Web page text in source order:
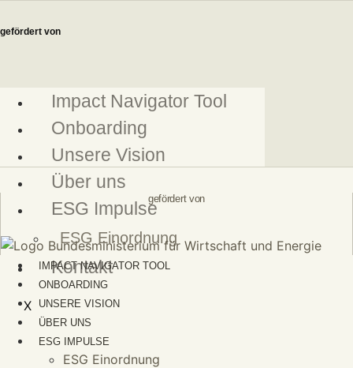
Inhalt
gefördert von
Impact Navigator Tool
Onboarding
Unsere Vision
Über uns
ESG Impulse
ESG Einordnung
Kontakt
X
gefördert von
IMPACT NAVIGATOR TOOL
ONBOARDING
UNSERE VISION
ÜBER UNS
ESG IMPULSE
ESG Einordnung